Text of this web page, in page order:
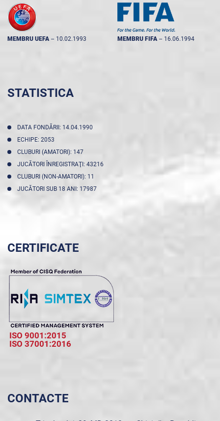
MEMBRU UEFA -- 10.02.1993 MEMBRU FIFA -- 16.06.1994
STATISTICA
DATA FONDĂRII: 14.04.1990
ECHIPE: 2053
CLUBURI (AMATORI): 147
JUCĂTORI ÎNREGISTRAŢI: 43216
CLUBURI (NON-AMATORI): 11
JUCĂTORI SUB 18 ANI: 17987
CERTIFICATE
ISO 9001:2015
ISO 37001:2016
CONTACTE